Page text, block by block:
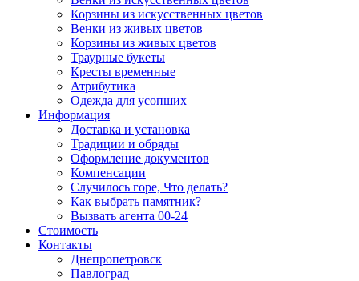
Корзины из искусственных цветов
Венки из живых цветов
Корзины из живых цветов
Траурные букеты
Кресты временные
Атрибутика
Одежда для усопших
Информация
Доставка и установка
Традиции и обряды
Оформление документов
Компенсации
Случилось горе, Что делать?
Как выбрать памятник?
Вызвать агента 00-24
Стоимость
Контакты
Днепропетровск
Павлоград